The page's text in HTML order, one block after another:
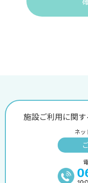
施設ご利用に関
ネッ